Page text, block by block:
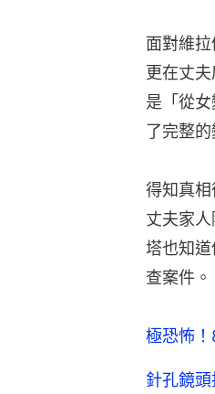
面對維
更在丈
是「從
了完整的
得知真
丈夫家
塔也知
查案件。
極恐怖
針孔鏡